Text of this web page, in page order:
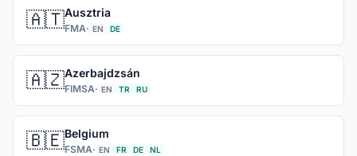
🇦🇹Ausztria
FMA· EN DE
🇦🇿Azerbajdzsán
FIMSA· EN TR RU
🇧🇪Belgium
FSMA· EN FR DE NL